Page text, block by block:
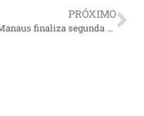
PRÓXIMO
Procon Manaus finaliza segunda edição do ‘Mutirão de Atendimento’ na galeria Espírito Santo